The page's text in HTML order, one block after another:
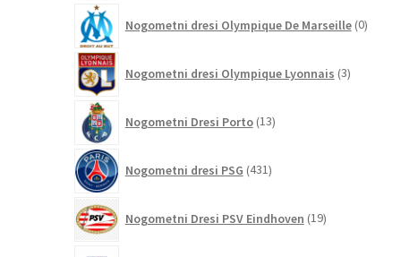
Nogometni dresi Olympique De Marseille 0
Nogometni dresi Olympique Lyonnais 3izdelki
Nogometni Dresi Porto 13izdelkov
Nogometni dresi PSG 431izdelkov
Nogometni Dresi PSV Eindhoven 19izdelkov